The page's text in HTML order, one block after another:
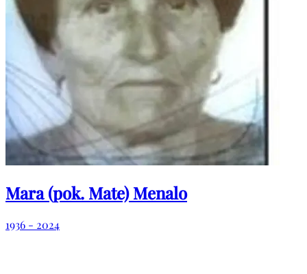
Mara (pok. Mate) Menalo
1936 - 2024